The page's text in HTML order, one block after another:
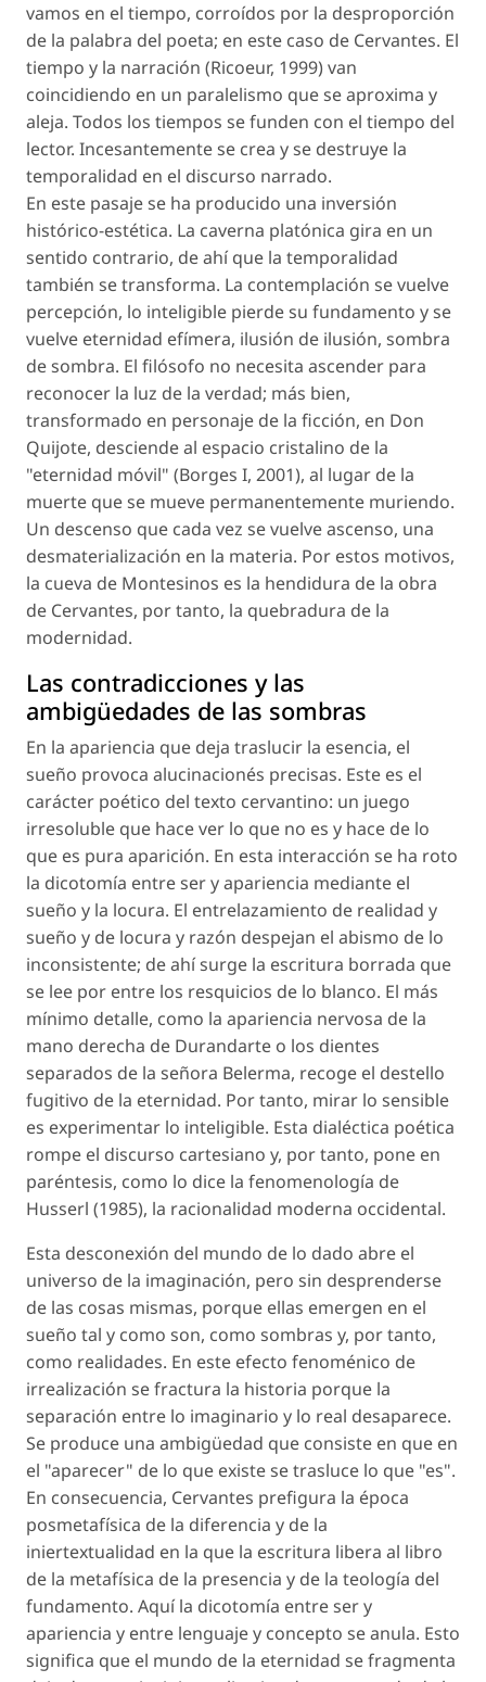
vamos en el tiempo, corroídos por la desproporción
de la palabra del poeta; en este caso de Cervantes. El
tiempo y la narración (Ricoeur, 1999) van
coincidiendo en un paralelismo que se aproxima y
aleja. Todos los tiempos se funden con el tiempo del
lector. Incesantemente se crea y se destruye la
temporalidad en el discurso narrado.
En este pasaje se ha producido una inversión
histórico-estética. La caverna platónica gira en un
sentido contrario, de ahí que la temporalidad
también se transforma. La contemplación se vuelve
percepción, lo inteligible pierde su fundamento y se
vuelve eternidad efímera, ilusión de ilusión, sombra
de sombra. El filósofo no necesita ascender para
reconocer la luz de la verdad; más bien,
transformado en personaje de la ficción, en Don
Quijote, desciende al espacio cristalino de la
"eternidad móvil" (Borges I, 2001), al lugar de la
muerte que se mueve permanentemente muriendo.
Un descenso que cada vez se vuelve ascenso, una
desmaterialización en la materia. Por estos motivos,
la cueva de Montesinos es la hendidura de la obra
de Cervantes, por tanto, la quebradura de la
modernidad.
Las contradicciones y las
ambigüedades de las sombras
En la apariencia que deja traslucir la esencia, el
sueño provoca alucinacionés precisas. Este es el
carácter poético del texto cervantino: un juego
irresoluble que hace ver lo que no es y hace de lo
que es pura aparición. En esta interacción se ha roto
la dicotomía entre ser y apariencia mediante el
sueño y la locura. El entrelazamiento de realidad y
sueño y de locura y razón despejan el abismo de lo
inconsistente; de ahí surge la escritura borrada que
se lee por entre los resquicios de lo blanco. El más
mínimo detalle, como la apariencia nervosa de la
mano derecha de Durandarte o los dientes
separados de la señora Belerma, recoge el destello
fugitivo de la eternidad. Por tanto, mirar lo sensible
es experimentar lo inteligible. Esta dialéctica poética
rompe el discurso cartesiano y, por tanto, pone en
paréntesis, como lo dice la fenomenología de
Husserl (1985), la racionalidad moderna occidental.
Esta desconexión del mundo de lo dado abre el
universo de la imaginación, pero sin desprenderse
de las cosas mismas, porque ellas emergen en el
sueño tal y como son, como sombras y, por tanto,
como realidades. En este efecto fenoménico de
irrealización se fractura la historia porque la
separación entre lo imaginario y lo real desaparece.
Se produce una ambigüedad que consiste en que en
el "aparecer" de lo que existe se trasluce lo que "es".
En consecuencia, Cervantes prefigura la época
posmetafísica de la diferencia y de la
iniertextualidad en la que la escritura libera al libro
de la metafísica de la presencia y de la teología del
fundamento. Aquí la dicotomía entre ser y
apariencia y entre lenguaje y concepto se anula. Esto
significa que el mundo de la eternidad se fragmenta